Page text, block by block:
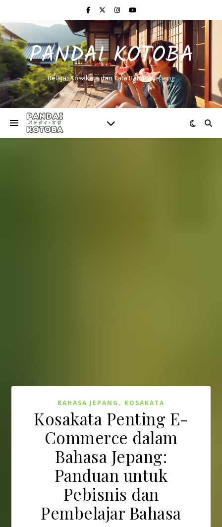
PANDAI KOTOBA
Belajar Kosakata dan Tata Bahasa Jepang
BAHASA JEPANG , KOSAKATA
Kosakata Penting E-
Commerce dalam
Bahasa Jepang:
Panduan untuk
Pebisnis dan
Pembelajar Bahasa